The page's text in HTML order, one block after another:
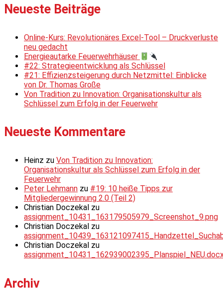
Neueste Beiträge
Online-Kurs: Revolutionäres Excel-Tool – Druckverluste
neu gedacht
Energieautarke Feuerwehrhäuser
#22: Strategieentwicklung als Schlüssel
#21: Effizienzsteigerung durch Netzmittel: Einblicke
von Dr. Thomas Große
Von Tradition zu Innovation: Organisationskultur als
Schlüssel zum Erfolg in der Feuerwehr
Neueste Kommentare
Heinz zu Von Tradition zu Innovation:
Organisationskultur als Schlüssel zum Erfolg in der
Feuerwehr
Peter Lehmann zu #19: 10 heiße Tipps zur
Mitgliedergewinnung 2.0 (Teil 2)
Christian Doczekal zu
assignment_10431_163179505979_Screenshot_9.png
Christian Doczekal zu
Christian Doczekal zu
Archiv